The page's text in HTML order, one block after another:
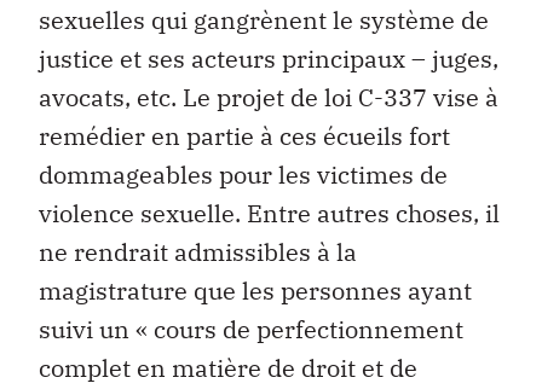
sexuelles qui gangrènent le système de
justice et ses acteurs principaux – juges,
avocats, etc. Le projet de loi C-337 vise à
remédier en partie à ces écueils fort
dommageables pour les victimes de
violence sexuelle. Entre autres choses, il
ne rendrait admissibles à la
magistrature que les personnes ayant
suivi un « cours de perfectionnement
complet en matière de droit et de